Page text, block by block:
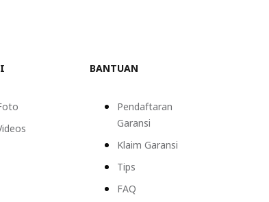
BANTUAN
Pendaftaran
Garansi
Klaim Garansi
Tips
FAQ